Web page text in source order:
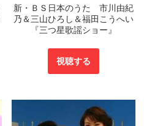
新・ＢＳ日本のうた 市川由紀
乃＆三山ひろし＆福田こうへい
『三つ星歌謡ショー』
視聴する